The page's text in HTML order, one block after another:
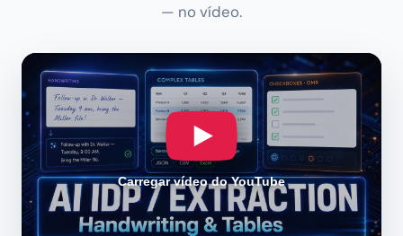
— no vídeo.
Carregar vídeo do YouTube